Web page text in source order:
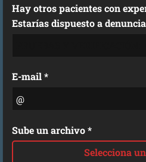
Hay otros pacientes con
Estarías dispuesto a
E-mail *
Sube un archivo *
Selecciona